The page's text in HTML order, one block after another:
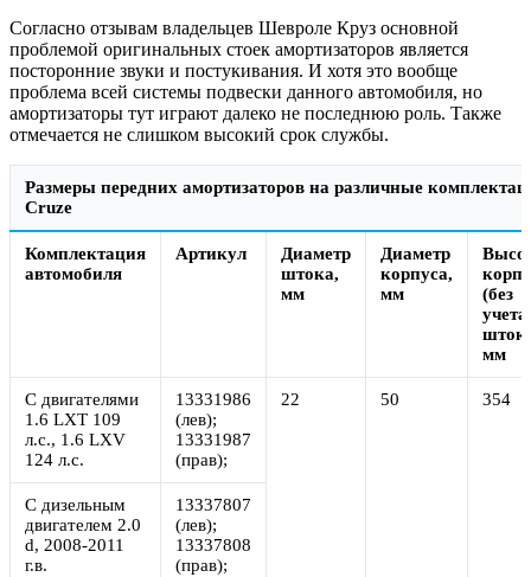
Согласно отзывам владельцев Шевроле Круз основной
проблемой оригинальных стоек амортизаторов является
посторонние звуки и постукивания. И хотя это вообще
проблема всей системы подвески данного автомобиля, но
амортизаторы тут играют далеко не последнюю роль. Также
отмечается не слишком высокий срок службы.
Размеры передних амортизаторов на различные
Cruze
Комплектация
автомобиля
Артикул
Диаметр
штока,
мм
Диаметр
корпуса,
мм
(без
учета
мм
С двигателями
1.6 LXT 109
л.с., 1.6 LXV
124 л.с.
13331986
(лев);
13331987
(прав);
22 50 354
С дизельным
двигателем 2.0
d, 2008-2011
г.в.
13337807
(лев);
13337808
(прав);